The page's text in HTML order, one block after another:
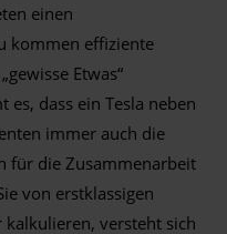
einen
kommen effiziente
Etwas“
es, dass ein Tesla neben
immer auch die
für die Zusammenarbeit
von erstklassigen
versteht sich